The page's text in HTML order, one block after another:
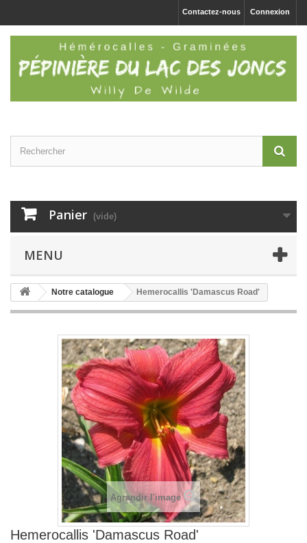
Connexion
Contactez-nous
Panier (vide)
MENU
Notre catalogue Hemerocallis 'Damascus Road'
Agrandir l'image
Hemerocallis 'Damascus Road'